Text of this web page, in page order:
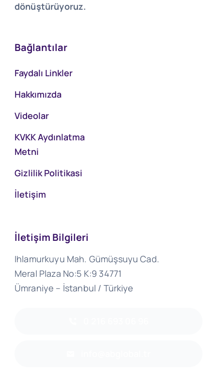
dönüştürüyoruz.
Bağlantılar
Faydalı Linkler
Hakkımızda
Videolar
KVKK Aydınlatma
Metni
Gizlilik Politikasi
İletişim
İletişim Bilgileri
Ihlamurkuyu Mah. Gümüşsuyu Cad.
Meral Plaza No:5 K:9 34771
Ümraniye – İstanbul / Türkiye